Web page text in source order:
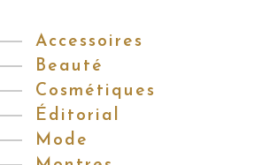
Accessoires
Beauté
Cosmétiques
Éditorial
Mode